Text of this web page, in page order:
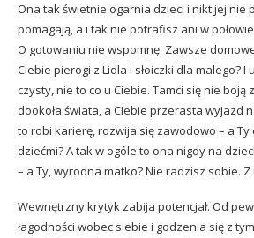
Ona tak świetnie ogarnia dzieci i nikt jej nie
pomagają, a i tak nie potrafisz ani w
O gotowaniu nie wspomnę. Zawsze
Ciebie pierogi z Lidla i słoiczki dla malego? I
czysty, nie to co u Ciebie. Tamci się nie boją
dookoła świata, a CIebie przerasta wyjazd
to robi karierę, rozwija się zawodowo – a Ty
dziećmi? A tak w ogóle to ona nigdy na
– a Ty, wyrodna matko? Nie radzisz sobie. Z
Wewnętrzny krytyk zabija potencjał. Od
łagodności wobec siebie i godzenia się z